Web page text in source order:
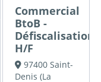
Commercial
BtoB -
Défiscalisation
H/F
97400 Saint-
Denis (La